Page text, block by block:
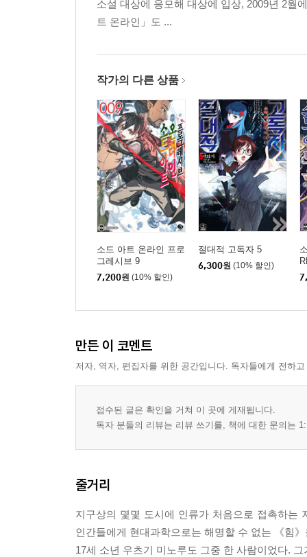
소설 대상에 응모해 대상에 입상, 2009년 2월
트 온라인」도 ...
작가의 다른 상품
소드 아트 온라인 프로
그레시브 9
7,200원 (10% 할인)
절대적 고독자 5
6,300원 (10% 할인)
만든 이 코멘트
저자, 역자, 편집자를 위한 공간입니다. 독자들에게 전하
접수된 글은 확인을 거쳐 이 곳에 게재됩니다.
독자 분들의 리뷰는 리뷰 쓰기를, 책에 대한 문의는
줄거리
지구상의 몇몇 도시에 인류가 처음으로 접촉하는
인간들에게 현대과학으로는 해명할 수 없는 《힘
17세 소년 우츠기 미노루도 그중 한 사람이었다.